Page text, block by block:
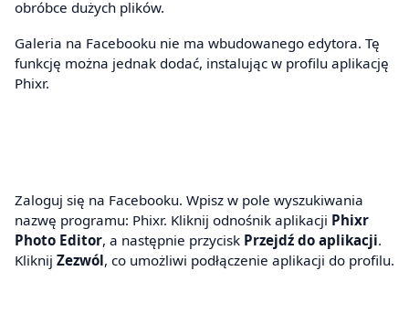
obróbce dużych plików.
Galeria na Facebooku nie ma wbudowanego edytora. Tę
funkcję można jednak dodać, instalując w profilu aplikację
Phixr.
Zaloguj się na Facebooku. Wpisz w pole wyszukiwania
nazwę programu: Phixr. Kliknij odnośnik aplikacji Phixr
Photo Editor, a następnie przycisk Przejdź do aplikacji.
Kliknij Zezwól, co umożliwi podłączenie aplikacji do profilu.